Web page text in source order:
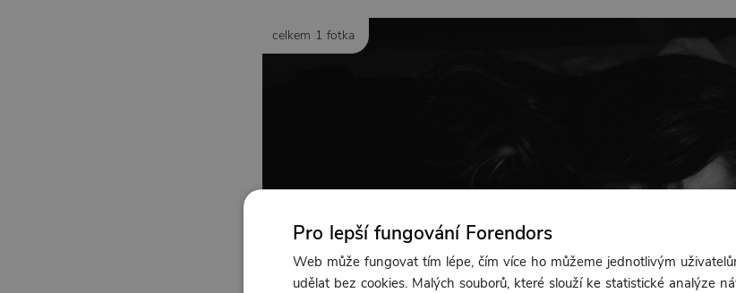
celkem 1 fotka
Pro lepší fungování Forendors
Web může fungovat tím lépe, čím více ho můžeme jednotlivým
udělat bez cookies. Malých souborů, které slouží ke statistické analýze